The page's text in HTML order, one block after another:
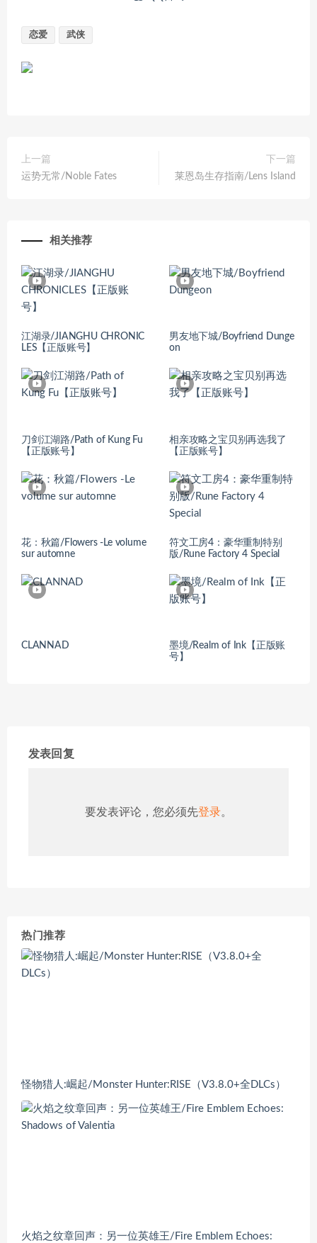
恋爱 武侠
上一篇
运势无常/Noble Fates
下一篇
莱恩岛生存指南/Lens Island
相关推荐
江湖录/JIANGHU CHRONIC
LES【正版账号】
男友地下城/Boyfriend Dunge
on
刀剑江湖路/Path of Kung Fu
【正版账号】
相亲攻略之宝贝别再选我了
【正版账号】
花：秋篇/Flowers -Le volume
sur automne
符文工房4：豪华重制特别
版/Rune Factory 4 Special
CLANNAD
墨境/Realm of Ink【正版账
号】
发表回复
要发表评论，您必须先登录。
热门推荐
怪物猎人:崛起/Monster Hunter:RISE（V3.8.0+全DLCs）
火焰之纹章回声：另一位英雄王/Fire Emblem Echoes: